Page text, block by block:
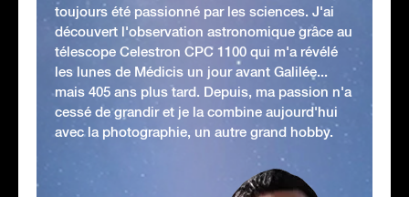
toujours été passionné par les sciences. J'ai
découvert l'observation astronomique grâce au
télescope Celestron CPC 1100 qui m'a révélé
les lunes de Médicis un jour avant Galilée...
mais 405 ans plus tard. Depuis, ma passion n'a
cessé de grandir et je la combine aujourd'hui
avec la photographie, un autre grand hobby.